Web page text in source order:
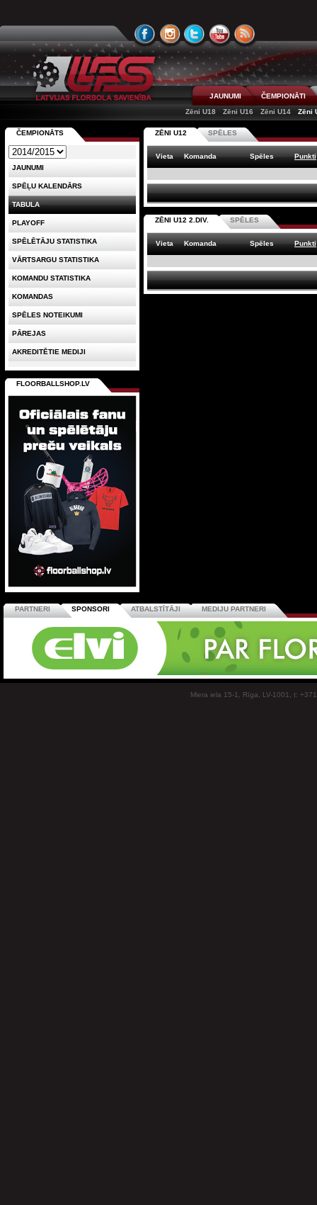
JAUNUMI
ČEMPIONĀTI
Zēni U18
Zēni U16 Zēni U14 Zēni
ZĒNI U12 SPĒLES
Vieta Komanda Spēles Punkti
ZĒNI U12 2.DIV. SPĒLES
Vieta Komanda Spēles Punkti
ČEMPIONĀTS
JAUNUMI
SPĒĻU KALENDĀRS
TABULA
PLAYOFF
SPĒLĒTĀJU STATISTIKA
VĀRTSARGU STATISTIKA
KOMANDU STATISTIKA
KOMANDAS
SPĒLES NOTEIKUMI
PĀREJAS
AKREDITĒTIE MEDIJI
FLOORBALLSHOP.LV
PARTNERI SPONSORI ATBALSTĪTĀJI MEDIJU PARTNERI
Miera iela 15-1, Rīga, LV-1001, t: